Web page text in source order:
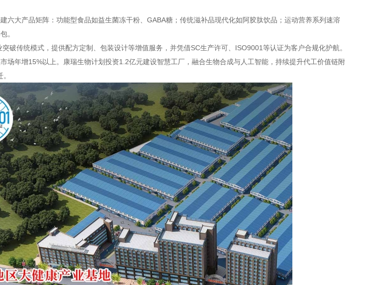
六大产品矩阵：功能型食品如益生菌冻干粉、GABA糖；传统滋补品现代化如阿胶肽饮品；运动营养系列速溶
。
破传统模式，提供配方定制、包装设计等增值服务，并凭借SC生产许可、ISO9001等认证为客户合规化护航。
场年增15%以上。康瑞生物计划投资1.2亿元建设智慧工厂，融合生物合成与人工智能，持续提升代工价值链附